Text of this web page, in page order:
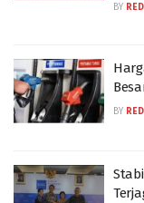
BY
BY